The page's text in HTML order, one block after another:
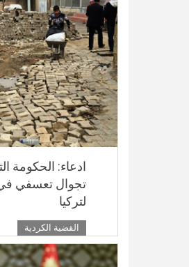
ادعاء: الحكومة
تجوال تعسفي
لتركيا
القضية الكردية